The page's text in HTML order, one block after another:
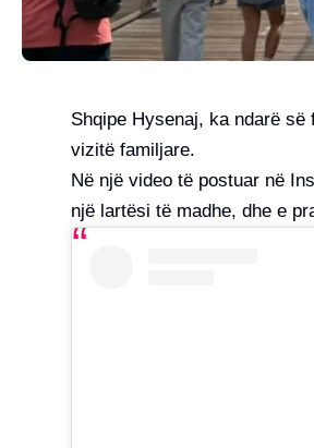
Shqipe Hysenaj, ka ndarë
vizitë familjare.
Në një video të postuar në
një lartësi të madhe, dhe e